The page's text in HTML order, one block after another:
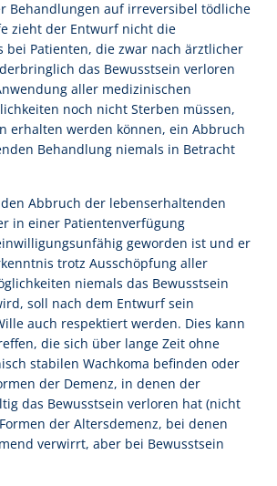
Behandlungen auf irreversibel tödliche
zieht der Entwurf nicht die
bei Patienten, die zwar nach ärztlicher
das Bewusstsein verloren
aller medizinischen
noch nicht Sterben müssen,
erhalten werden können, ein Abbruch
Behandlung niemals in Betracht
Abbruch der lebenserhaltenden
in einer Patientenverfügung
geworden ist und er
trotz Ausschöpfung aller
niemals das Bewusstsein
soll nach dem Entwurf sein
auch respektiert werden. Dies kann
die sich über lange Zeit ohne
stabilen Wachkoma befinden oder
der Demenz, in denen der
das Bewusstsein verloren hat (nicht
der Altersdemenz, bei denen
verwirrt, aber bei Bewusstsein